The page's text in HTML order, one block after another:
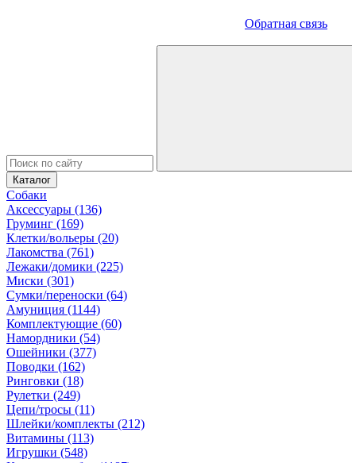
Обратная связь
Каталог
Собаки
Аксессуары (136)
Груминг (169)
Клетки/вольеры (20)
Лакомства (761)
Лежаки/домики (225)
Миски (301)
Сумки/переноски (64)
Амуниция (1144)
Комплектующие (60)
Намордники (54)
Ошейники (377)
Поводки (162)
Ринговки (18)
Рулетки (249)
Цепи/тросы (11)
Шлейки/комплекты (212)
Витамины (113)
Игрушки (548)